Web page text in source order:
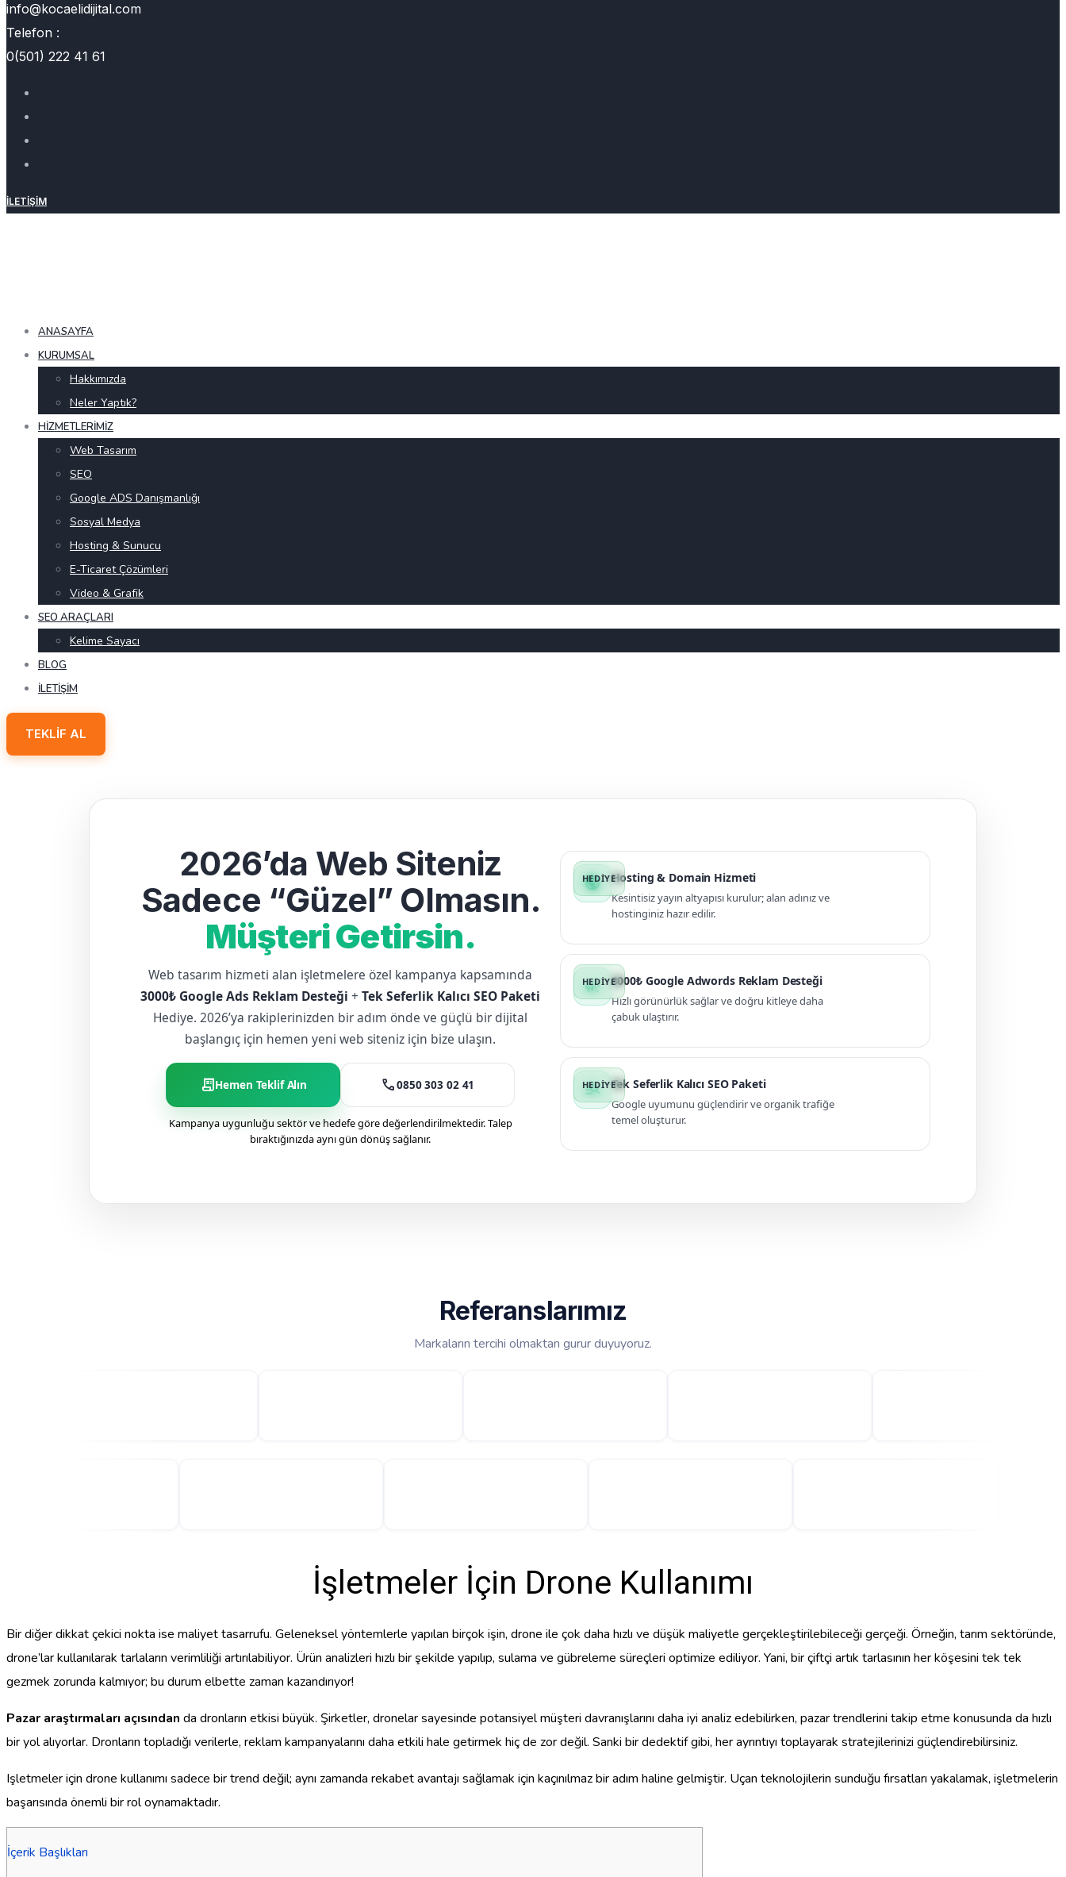
info@kocaelidijital.com
Telefon :
0(501) 222 41 61
İLETIŞIM
ANASAYFA
KURUMSAL
Hakkımızda
Neler Yaptık?
HIZMETLERIMIZ
Web Tasarım
SEO
Google ADS Danışmanlığı
Sosyal Medya
Hosting & Sunucu
E-Ticaret Çözümleri
Video & Grafik
SEO ARAÇLARI
Kelime Sayacı
BLOG
İLETIŞIM
TEKLIF AL
2026’da Web Siteniz
Sadece “Güzel” Olmasın.
Müşteri Getirsin.
Web tasarım hizmeti alan işletmelere özel kampanya kapsamında
3000₺ Google Ads Reklam Desteği +Tek Seferlik Kalıcı SEO Paketi
Hediye. 2026’ya rakiplerinizden bir adım önde ve güçlü bir dijital
başlangıç için hemen yeni web siteniz için bize ulaşın.
receipt_longHemen Teklif Alın call0850 303 02 41
Kampanya uygunluğu sektör ve hedefe göre değerlendirilmektedir. Talep
bıraktığınızda aynı gün dönüş sağlanır.
public Hosting & Domain Hizmeti
Kesintisiz yayın altyapısı kurulur; alan adınız ve
hostinginiz hazır edilir.
campaign 3000₺ Google Adwords Reklam Desteği
Hızlı görünürlük sağlar ve doğru kitleye daha
çabuk ulaştırır.
manage_search Tek Seferlik Kalıcı SEO Paketi
Google uyumunu güçlendirir ve organik trafiğe
temel oluşturur.
Referanslarımız
Markaların tercihi olmaktan gurur duyuyoruz.
İşletmeler İçin Drone Kullanımı
Bir diğer dikkat çekici nokta ise maliyet tasarrufu. Geleneksel yöntemlerle yapılan birçok işin, drone ile çok daha hızlı ve düşük maliyetle gerçekleştirilebileceği gerçeği. Örneğin, tarım sektöründe,
drone’lar kullanılarak tarlaların verimliliği artırılabiliyor. Ürün analizleri hızlı bir şekilde yapılıp, sulama ve gübreleme süreçleri optimize ediliyor. Yani, bir çiftçi artık tarlasının her köşesini tek tek
gezmek zorunda kalmıyor; bu durum elbette zaman kazandırıyor!
Pazar araştırmaları açısından da dronların etkisi büyük. Şirketler, dronelar sayesinde potansiyel müşteri davranışlarını daha iyi analiz edebilirken, pazar trendlerini takip etme konusunda da hızlı
bir yol alıyorlar. Dronların topladığı verilerle, reklam kampanyalarını daha etkili hale getirmek hiç de zor değil. Sanki bir dedektif gibi, her ayrıntıyı toplayarak stratejilerinizi güçlendirebilirsiniz.
Işletmeler için drone kullanımı sadece bir trend değil; aynı zamanda rekabet avantajı sağlamak için kaçınılmaz bir adım haline gelmiştir. Uçan teknolojilerin sunduğu fırsatları yakalamak, işletmelerin
başarısında önemli bir rol oynamaktadır.
İçerik Başlıkları